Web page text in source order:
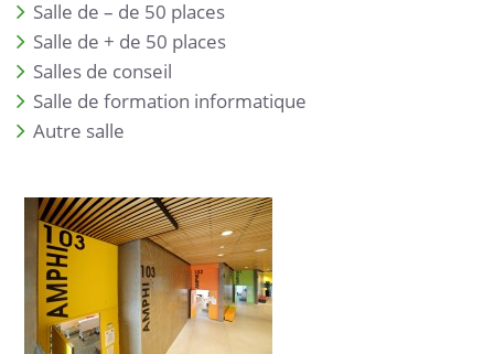
Salle de – de 50 places
Salle de + de 50 places
Salles de conseil
Salle de formation informatique
Autre salle